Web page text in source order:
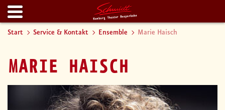
Start Service & Kontakt Ensemble Marie Haisch
MARIE HAISCH